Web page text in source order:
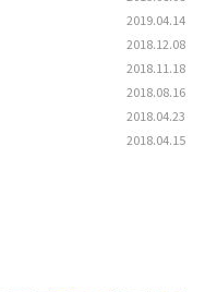
2019.04.14
2018.12.08
2018.11.18
2018.08.16
2018.04.23
2018.04.15